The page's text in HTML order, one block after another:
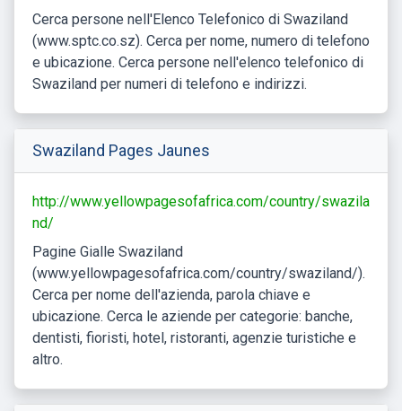
Cerca persone nell'Elenco Telefonico di Swaziland
(www.sptc.co.sz). Cerca per nome, numero di telefono
e ubicazione. Cerca persone nell'elenco telefonico di
Swaziland per numeri di telefono e indirizzi.
Swaziland Pages Jaunes
http://www.yellowpagesofafrica.com/country/swazila
nd/
Pagine Gialle Swaziland
(www.yellowpagesofafrica.com/country/swaziland/).
Cerca per nome dell'azienda, parola chiave e
ubicazione. Cerca le aziende per categorie: banche,
dentisti, fioristi, hotel, ristoranti, agenzie turistiche e
altro.